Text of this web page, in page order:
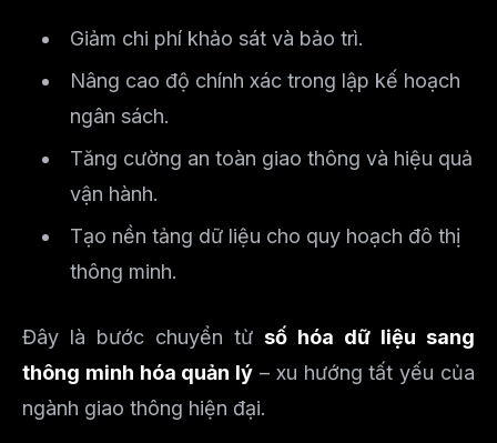
Giảm chi phí khảo sát và bảo trì.
Nâng cao độ chính xác trong lập kế hoạch
ngân sách.
Tăng cường an toàn giao thông và hiệu quả
vận hành.
Tạo nền tảng dữ liệu cho quy hoạch đô thị
thông minh.
Đây là bước chuyển từ số hóa dữ liệu sang
thông minh hóa quản lý – xu hướng tất yếu của
ngành giao thông hiện đại.